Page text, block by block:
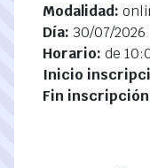
Modalidad:
Día: 30/07/2026
Horario: de
Inicio
Fin